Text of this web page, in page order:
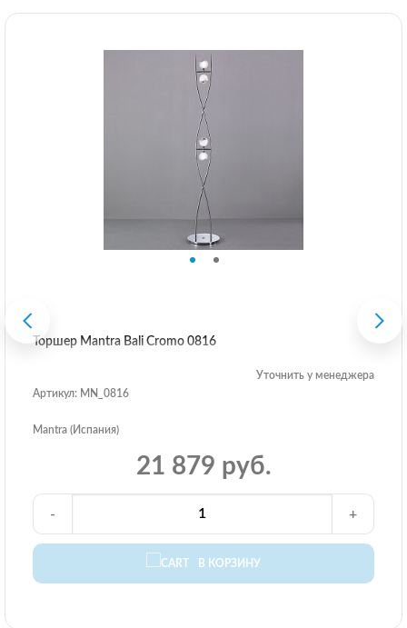
Торшер Mantra Bali Cromo 0816
Уточнить у менеджера
Артикул: MN_0816
Mantra (Испания)
21 879 руб.
В КОРЗИНУ
- +